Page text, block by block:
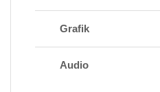
Grafik
Audio